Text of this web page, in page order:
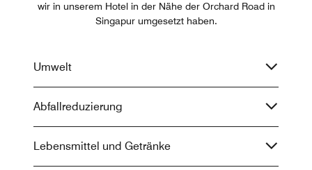
wir in unserem Hotel in der Nähe der Orchard Road in
Singapur umgesetzt haben.
Umwelt
Abfallreduzierung
Lebensmittel und Getränke